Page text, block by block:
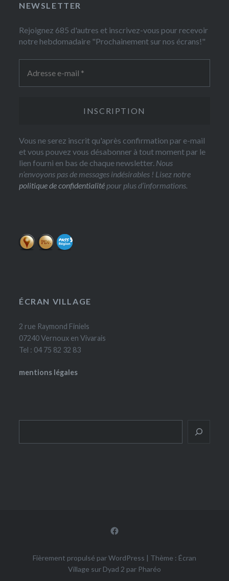
NEWSLETTER
Rejoignez 685 d'autres et inscrivez-vous pour recevoir
notre hebdomadaire "Prochainement sur nos écrans!"
Vous ne serez inscrit qu'après confirmation par e-mail
et vous pouvez vous désabonner à tout moment par le
lien fourni en bas de chaque newsletter. Nous
n’envoyons pas de messages indésirables ! Lisez notre
politique de confidentialité pour plus d’informations.
ÉCRAN VILLAGE
2 rue Raymond Finiels
07240 Vernoux en Vivarais
Tel : 04 75 82 32 83
mentions légales
Facebook
Fièrement propulsé par WordPress | Thème : Écran
Village sur Dyad 2 par Pharéo